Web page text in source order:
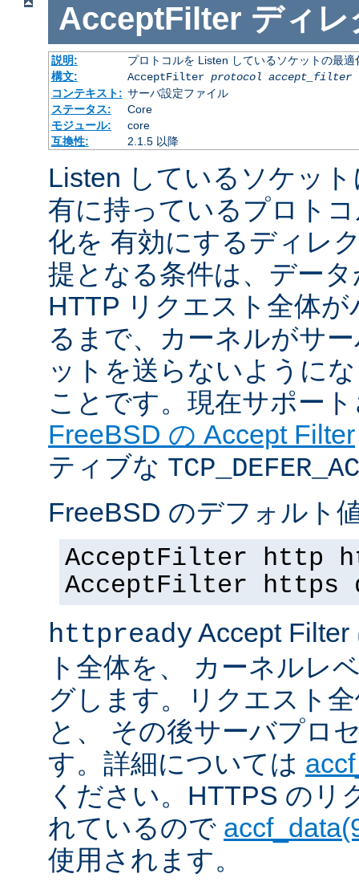
AcceptFilter ディレ
説明:
プロトコルを Listen しているソケットの最適
構文:
AcceptFilter protocol accept_filter
コンテキスト: サーバ設定ファイル
ステータス:
Core
モジュール:
core
互換性:
2.1.5 以降
Listen しているソケッ
有に持っているプロト
化を 有効にするディレ
提となる条件は、デー
HTTP リクエスト全体
るまで、カーネルがサ
ットを送らないように
ことです。現在サポー
FreeBSD の Accept Filter
ティブな
FreeBSD のデフォルト
AcceptFilter http
AcceptFilter https
httpready Accept
ト全体を、 カーネルレ
グします。リクエスト
と、 その後サーバプロ
す。詳細については
ください。HTTPS のリ
れているので
使用されます。